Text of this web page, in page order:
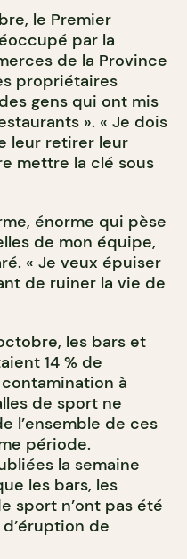
le Premier
par la
de la Province
propriétaires
gens qui ont mis
». « Je dois
leur retirer leur
mettre la clé sous
énorme qui pèse
de mon équipe,
« Je veux épuiser
de ruiner la vie de
les bars et
14 % de
à
de sport ne
l’ensemble de ces
période.
la semaine
les bars, les
sport n’ont pas été
de